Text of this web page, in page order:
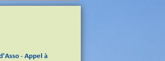
- Appel à